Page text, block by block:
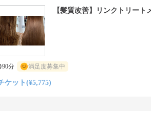
【髪質改善】リンクトリート
90分 満足度募集中
ケット(¥5,775)